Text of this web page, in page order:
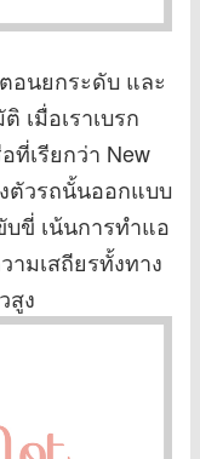
อนยกระดับ และ
มื่อเราเบรก
ที่เรียกว่า New
ตัวรถนั้นออกแบบ
ขี่ เน้นการทำแอ
มเสถียรทั้งทาง
สูง